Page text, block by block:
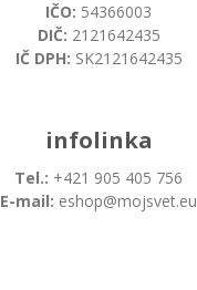
IČO: 54366003
DIČ: 2121642435
IČ DPH: SK2121642435
infolinka
Tel.: +421 905 405 756
E-mail: eshop@mojsvet.eu